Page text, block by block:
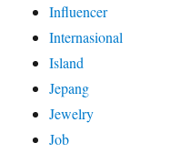
Influencer
Internasional
Island
Jepang
Jewelry
Job